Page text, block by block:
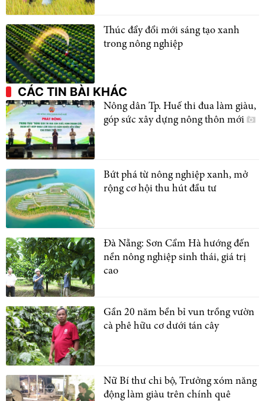
Thúc đẩy đổi mới sáng tạo xanh
trong nông nghiệp
CÁC TIN BÀI KHÁC
Nông dân Tp. Huế thi đua làm giàu,
góp sức xây dựng nông thôn mới
Bứt phá từ nông nghiệp xanh, mở
rộng cơ hội thu hút đầu tư
Đà Nẵng: Sơn Cẩm Hà hướng đến
nền nông nghiệp sinh thái, giá trị
cao
Gần 20 năm bền bỉ vun trồng vườn
cà phê hữu cơ dưới tán cây
Nữ Bí thư chi bộ, Trưởng xóm năng
động làm giàu trên chính quê